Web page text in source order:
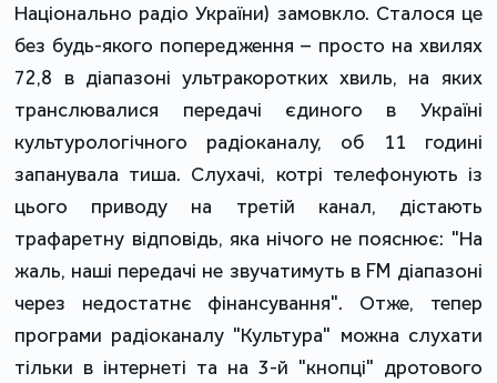
Національно радіо України) замовкло. Сталося це
без будь-якого попередження – просто на хвилях
72,8 в діапазоні ультракоротких хвиль, на яких
транслювалися передачі єдиного в Україні
культурологічного радіоканалу, об 11 годині
запанувала тиша. Слухачі, котрі телефонують із
цього приводу на третій канал, дістають
трафаретну відповідь, яка нічого не пояснює: "На
жаль, наші передачі не звучатимуть в FM діапазоні
через недостатнє фінансування". Отже, тепер
програми радіоканалу "Культура" можна слухати
тільки в інтернеті та на 3-й "кнопці" дротового